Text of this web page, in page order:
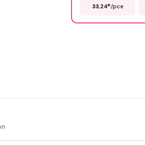
33,24€/pce